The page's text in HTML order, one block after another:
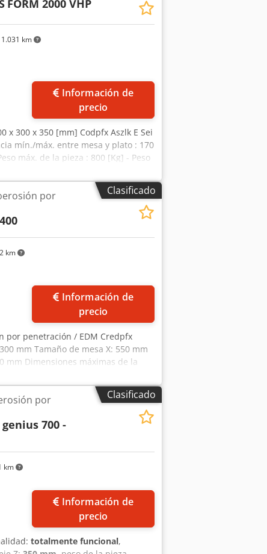
km
FORM 2000 VHP
precio
x 300 x 350 [mm] Codpfx Aszlk E Sei
mín./máx. entre mesa y plato : 170
máx. de la pieza : 800 [Kg] - Peso
- Tensión de
- Dimensiones en el suelo :
: 3.830 [Kg] - Horas de trabajo :
System 3R - Capacidad dieléctrica :
Clasificado
km
por
precio
por penetración / EDM Credpfx
mm Tamaño de mesa X: 550 mm
mm Dimensiones máximas de la
de electrodo: 50 kg Peso
50 amperios Tanque
Clasificado
km
por
genius 700 -
precio
totalmente funcional,